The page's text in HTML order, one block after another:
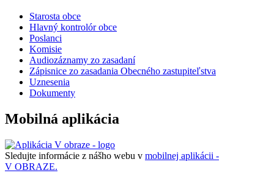
Starosta obce
Hlavný kontrolór obce
Poslanci
Komisie
Audiozáznamy zo zasadaní
Zápisnice zo zasadania Obecného zastupiteľstva
Uznesenia
Dokumenty
Mobilná aplikácia
Sledujte informácie z nášho webu v mobilnej aplikácii -
V OBRAZE.